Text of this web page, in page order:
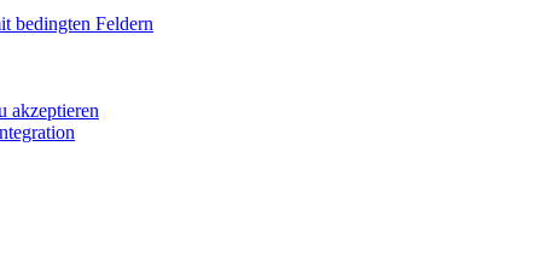
bedingten Feldern
akzeptieren